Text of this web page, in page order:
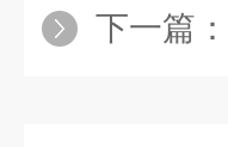
下一篇：